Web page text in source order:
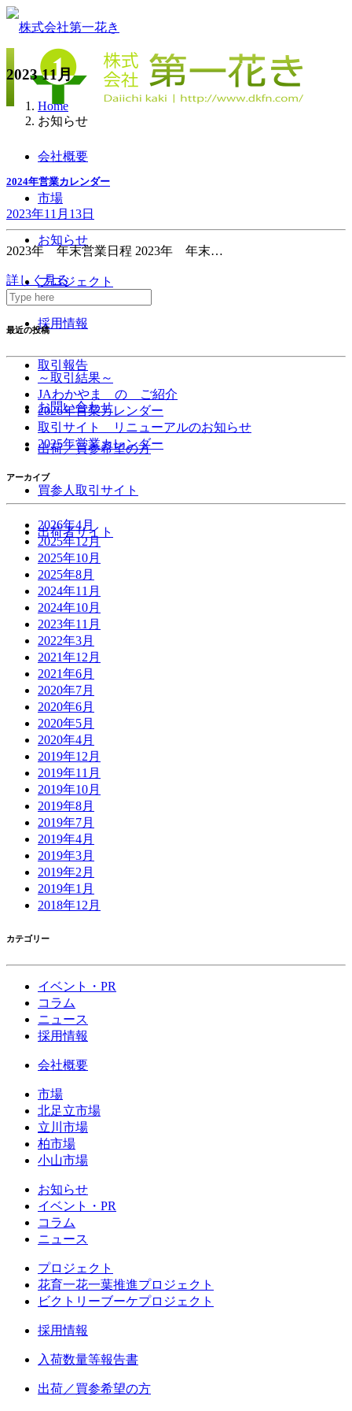
会社概要
市場
お知らせ
プロジェクト
採用情報
取引報告
お問い合わせ
出荷／買参希望の方
買参人取引サイト
出荷者サイト
2023 11月
Home
お知らせ
2024年営業カレンダー
2023年11月13日
2023年 年末営業日程 2023年 年末…
詳しく見る
最近の投稿
～取引結果～
JAわかやま の ご紹介
2026年営業カレンダー
取引サイト リニューアルのお知らせ
2025年営業カレンダー
アーカイブ
2026年4月
2025年12月
2025年10月
2025年8月
2024年11月
2024年10月
2023年11月
2022年3月
2021年12月
2021年6月
2020年7月
2020年6月
2020年5月
2020年4月
2019年12月
2019年11月
2019年10月
2019年8月
2019年7月
2019年4月
2019年3月
2019年2月
2019年1月
2018年12月
カテゴリー
イベント・PR
コラム
ニュース
採用情報
会社概要
市場
北足立市場
立川市場
柏市場
小山市場
お知らせ
イベント・PR
コラム
ニュース
プロジェクト
花育一花一葉推進プロジェクト
ビクトリーブーケプロジェクト
採用情報
入荷数量等報告書
出荷／買参希望の方